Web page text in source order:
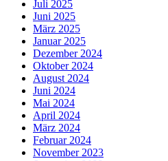
Juli 2025
Juni 2025
März 2025
Januar 2025
Dezember 2024
Oktober 2024
August 2024
Juni 2024
Mai 2024
April 2024
März 2024
Februar 2024
November 2023